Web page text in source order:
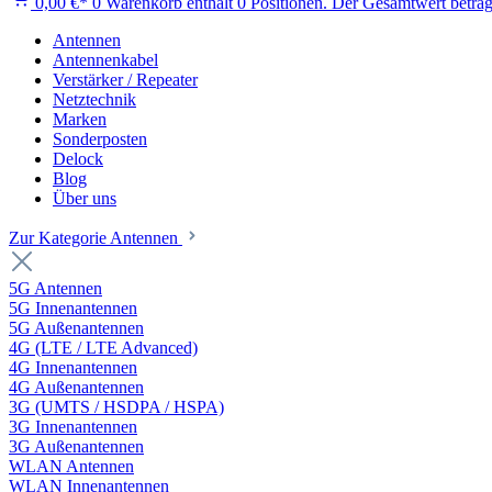
Antennen
Antennenkabel
Verstärker / Repeater
Netztechnik
Marken
Sonderposten
Delock
Blog
Über uns
Zur Kategorie Antennen
5G Antennen
5G Innenantennen
5G Außenantennen
4G (LTE / LTE Advanced)
4G Innenantennen
4G Außenantennen
3G (UMTS / HSDPA / HSPA)
3G Innenantennen
3G Außenantennen
WLAN Antennen
WLAN Innenantennen